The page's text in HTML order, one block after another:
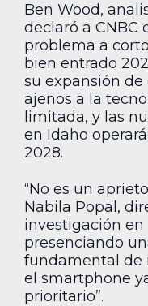
Ben Wood,
declaró a CNBC
problema a
bien entrado
su expansión
ajenos a la
limitada, y las
en Idaho
2028.
“No es un
Nabila Popal,
investigación en
presenciando
fundamental de
el smartphone
prioritario”.